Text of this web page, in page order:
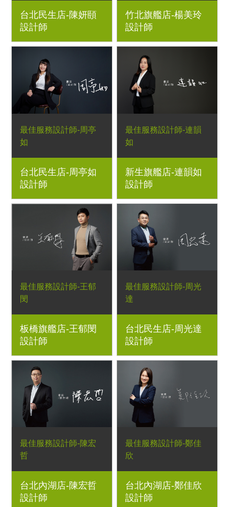
台北民生店-陳妍頤
設計師
竹北旗艦店-楊美玲
設計師
最佳服務設計師-周亭
如
台北民生店-周亭如
設計師
最佳服務設計師-連韻
如
新生旗艦店-連韻如
設計師
最佳服務設計師-王郁
閔
板橋旗艦店-王郁閔
設計師
最佳服務設計師-周光
達
台北民生店-周光達
設計師
最佳服務設計師-陳宏
哲
台北內湖店-陳宏哲
設計師
最佳服務設計師-鄭佳
欣
台北內湖店-鄭佳欣
設計師